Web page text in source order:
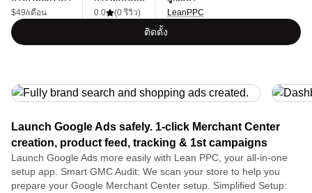
$49/เดือน
0.0
(0 รีวิว)
LeanPPC
ติดตั้ง
Launch Google Ads safely. 1-click Merchant Center
creation, product feed, tracking & 1st campaigns
Launch Google Ads more easily with Lean PPC, your all-in-one
setup app. Smart GMC Audit: We scan your store to help you
prepare your Google Merchant Center setup. Simplified Setup: